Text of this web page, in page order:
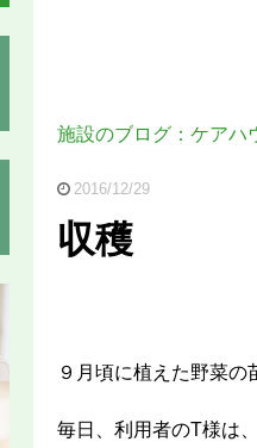
施設のブログ：ケアハ
2016/12/29
収穫
９月頃に植えた野菜
毎日、利用者のT様は